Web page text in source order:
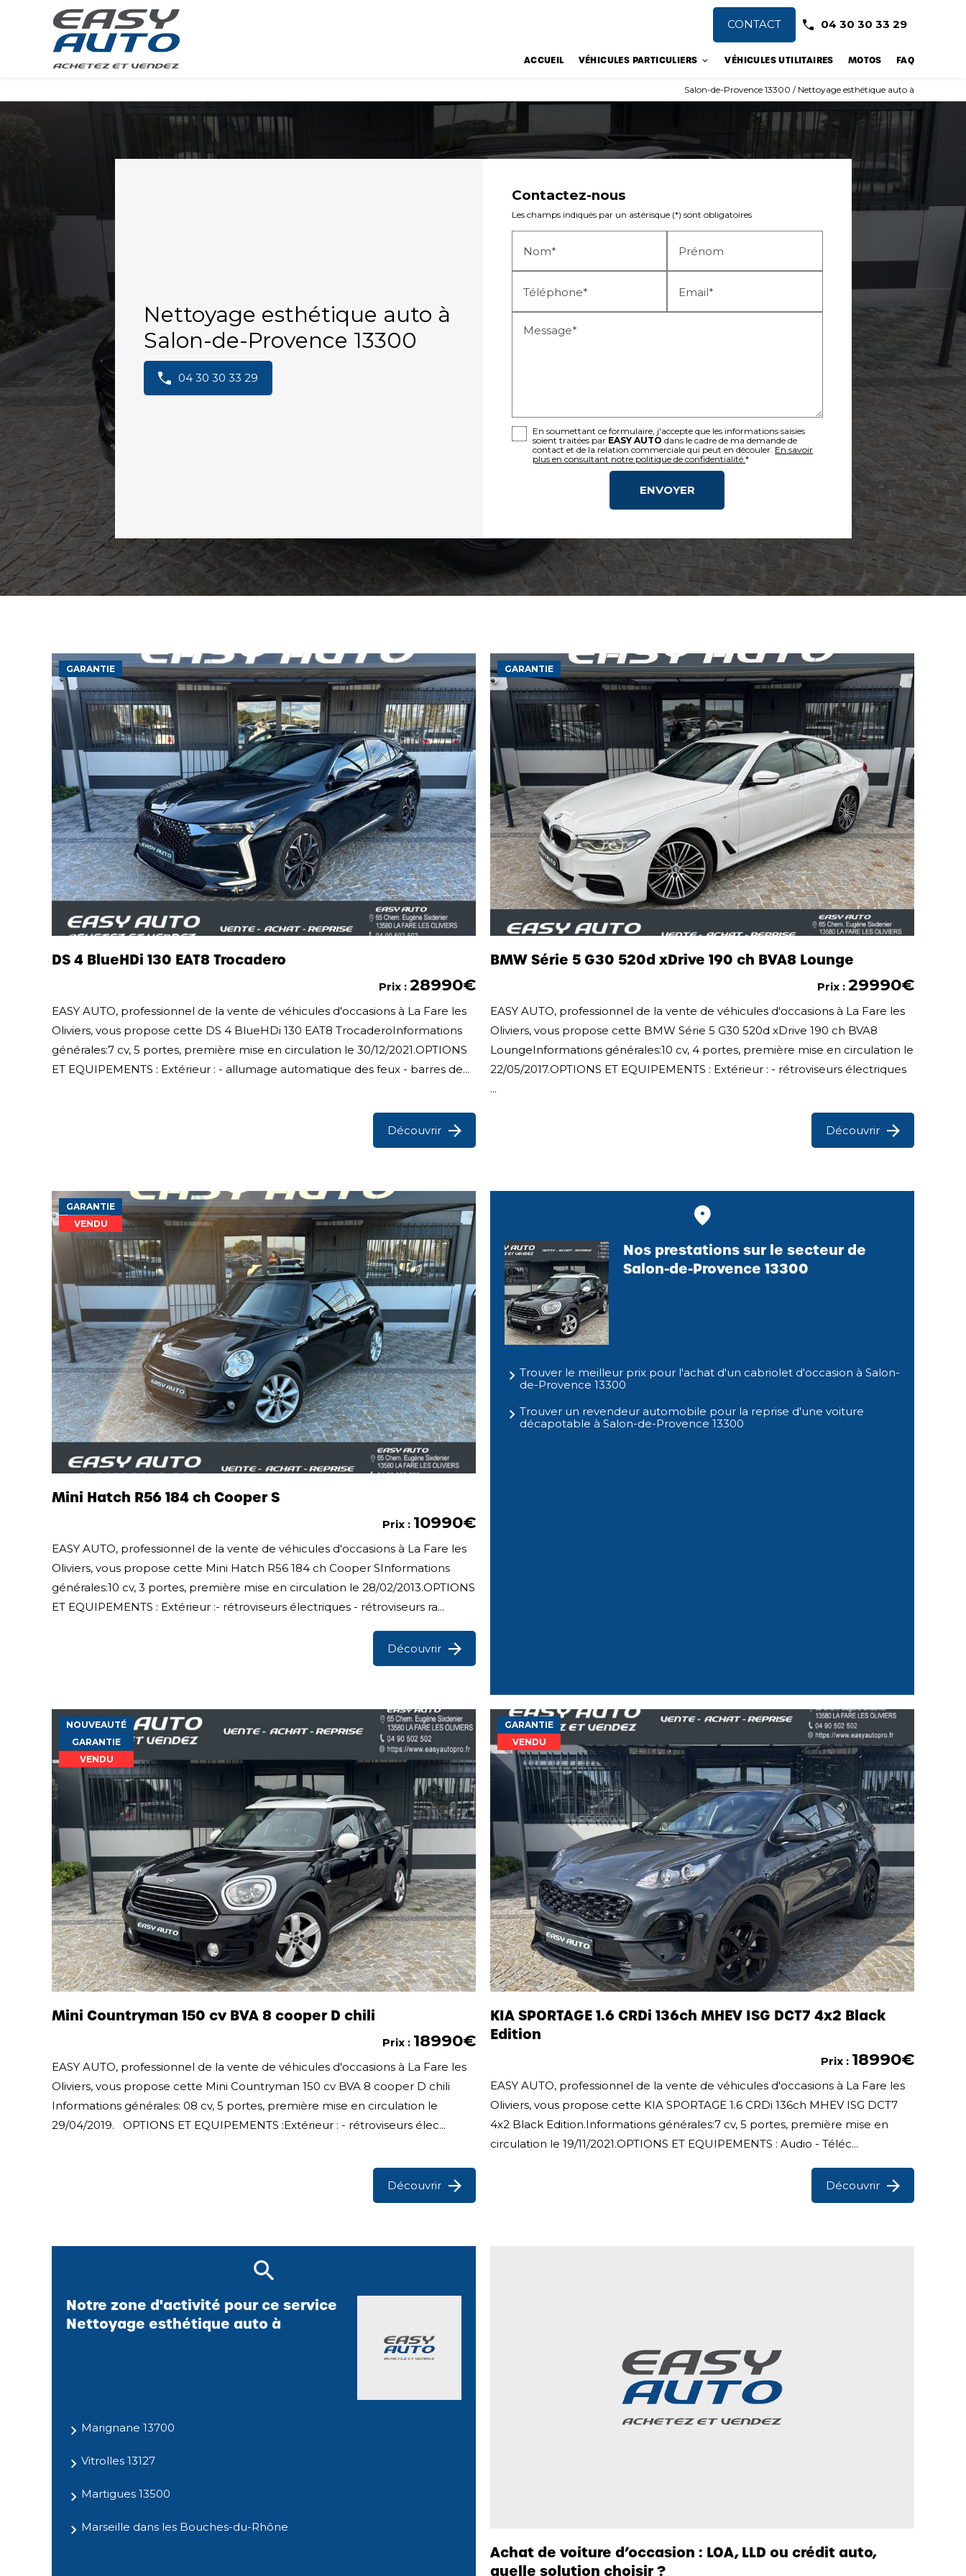
CONTACT 04 30 30 33 29
ACCUEIL VÉHICULES PARTICULIERS VÉHICULES UTILITAIRES MOTOS FAQ
Salon-de-Provence 13300 / Nettoyage esthétique auto à
Nettoyage esthétique auto à
Salon-de-Provence 13300
04 30 30 33 29
Contactez-nous
Les champs indiqués par un astérisque (*) sont obligatoires
Nom* Prénom
Téléphone* Email*
Message*
En soumettant ce formulaire, j'accepte que les informations saisies
soient traitées par EASY AUTO dans le cadre de ma demande de
contact et de la relation commerciale qui peut en découler. En savoir
plus en consultant notre politique de confidentialité.*
GARANTIE
DS 4 BlueHDi 130 EAT8 Trocadero
Prix : 28990€
EASY AUTO, professionnel de la vente de véhicules d'occasions à La Fare les
Oliviers, vous propose cette DS 4 BlueHDi 130 EAT8 TrocaderoInformations
générales:7 cv, 5 portes, première mise en circulation le 30/12/2021.OPTIONS
ET EQUIPEMENTS : Extérieur : - allumage automatique des feux - barres de...
Découvrir
GARANTIE
BMW Série 5 G30 520d xDrive 190 ch BVA8 Lounge
Prix : 29990€
EASY AUTO, professionnel de la vente de véhicules d'occasions à La Fare les
Oliviers, vous propose cette BMW Série 5 G30 520d xDrive 190 ch BVA8
LoungeInformations générales:10 cv, 4 portes, première mise en circulation le
22/05/2017.OPTIONS ET EQUIPEMENTS : Extérieur : - rétroviseurs électriques
...
Découvrir
GARANTIE
VENDU
Mini Hatch R56 184 ch Cooper S
Prix : 10990€
EASY AUTO, professionnel de la vente de véhicules d'occasions à La Fare les
Oliviers, vous propose cette Mini Hatch R56 184 ch Cooper SInformations
générales:10 cv, 3 portes, première mise en circulation le 28/02/2013.OPTIONS
ET EQUIPEMENTS : Extérieur :- rétroviseurs électriques - rétroviseurs ra...
Découvrir
Nos prestations sur le secteur de
Salon-de-Provence 13300
Trouver le meilleur prix pour l'achat d'un cabriolet d'occasion à Salon-
de-Provence 13300
Trouver un revendeur automobile pour la reprise d'une voiture
décapotable à Salon-de-Provence 13300
NOUVEAUTÉ
GARANTIE
VENDU
Mini Countryman 150 cv BVA 8 cooper D chili
Prix : 18990€
EASY AUTO, professionnel de la vente de véhicules d'occasions à La Fare les
Oliviers, vous propose cette Mini Countryman 150 cv BVA 8 cooper D chili
Informations générales: 08 cv, 5 portes, première mise en circulation le
29/04/2019. OPTIONS ET EQUIPEMENTS :Extérieur : - rétroviseurs élec...
Découvrir
GARANTIE
VENDU
KIA SPORTAGE 1.6 CRDi 136ch MHEV ISG DCT7 4x2 Black
Edition
Prix : 18990€
EASY AUTO, professionnel de la vente de véhicules d'occasions à La Fare les
Oliviers, vous propose cette KIA SPORTAGE 1.6 CRDi 136ch MHEV ISG DCT7
4x2 Black Edition.Informations générales:7 cv, 5 portes, première mise en
circulation le 19/11/2021.OPTIONS ET EQUIPEMENTS : Audio - Téléc...
Découvrir
Notre zone d'activité pour ce service
Nettoyage esthétique auto à
Marignane 13700
Vitrolles 13127
Martigues 13500
Marseille dans les Bouches-du-Rhône
Achat de voiture d’occasion : LOA, LLD ou crédit auto,
quelle solution choisir ?
Panneau de gestion des cookies